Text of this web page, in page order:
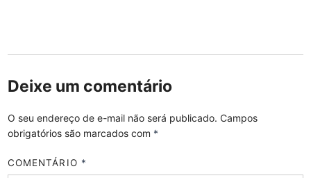
Deixe um comentário
O seu endereço de e-mail não será publicado. Campos
obrigatórios são marcados com *
COMENTÁRIO *